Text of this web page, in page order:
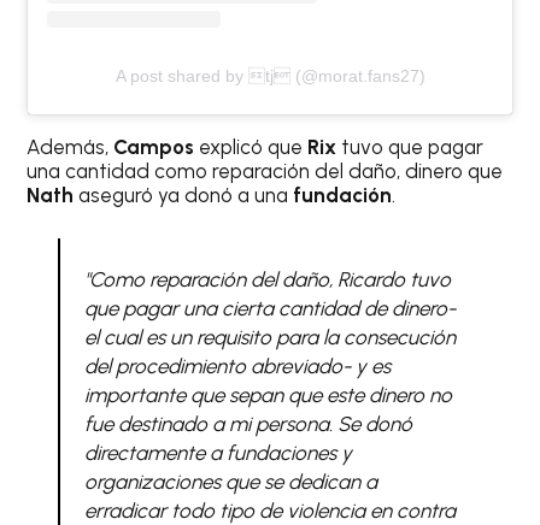
A post shared by tj (@morat.fans27)
Además, Campos explicó que Rix tuvo que pagar
una cantidad como reparación del daño, dinero que
Nath aseguró ya donó a una fundación.
"Como reparación del daño, Ricardo tuvo
que pagar una cierta cantidad de dinero-
el cual es un requisito para la consecución
del procedimiento abreviado- y es
importante que sepan que este dinero no
fue destinado a mi persona. Se donó
directamente a fundaciones y
organizaciones que se dedican a
erradicar todo tipo de violencia en contra